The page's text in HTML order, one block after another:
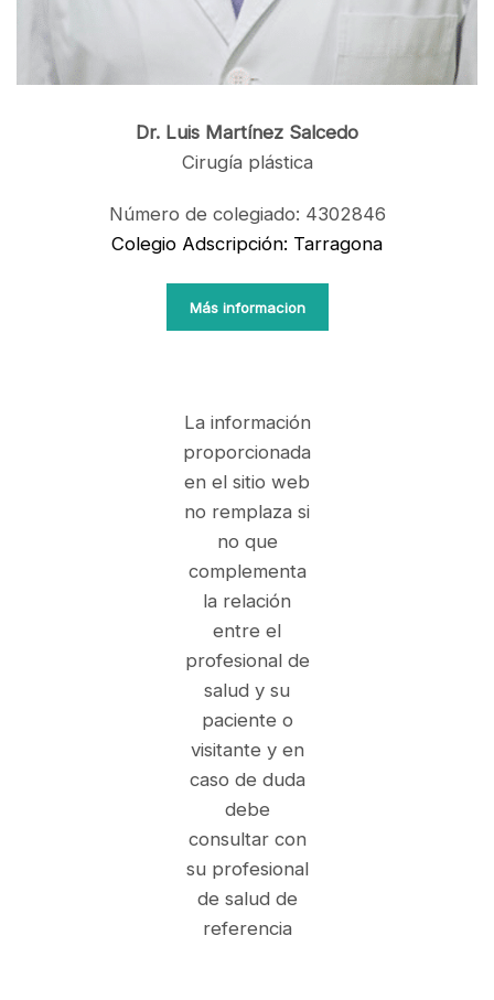
Dr. Luis Martínez Salcedo
Cirugía plástica
Número de colegiado: 4302846
Colegio Adscripción: Tarragona
Más informacion
La información
proporcionada
en el sitio web
no remplaza si
no que
complementa
la relación
entre el
profesional de
salud y su
paciente o
visitante y en
caso de duda
debe
consultar con
su profesional
de salud de
referencia